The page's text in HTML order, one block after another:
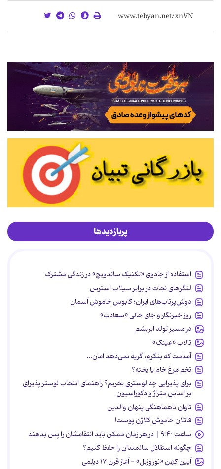
پربازدیدها
استفاده از جادوی «تکنیک ساندویچ» در زندگی مشترک
لنگرهای نجات در برابر سیلاب استرس
دوش‌پرتاب‌های ایران؛ کابوس خاموش آسمان
روز خبرنگار و جای خالی «سعادت»
در مسیر تولد ابریشم
تالاب «عینک»
آمدمت که بنگرم، گریه نمی‌دهد امان...
تخم مرغ خام یا پخته؟
برای پذیرایی چه لوستری بخریم؟ راهنمای انتخاب لوستر پذیرای
بر اساس متراژ و دکوراسیون
تاوان ناهماهنگی پنهان والدین
قاتلان خاموش کلاژن پوست!
ساعت ۹:۴۰ | در هر زمان ممکن باید انتقامشان را پس بدهند
چگونه استقلال سالمندان را حفظ کنیم؟
آیین کهن «نوروزبل» - آغاز قرن ۱۷ دیلمی